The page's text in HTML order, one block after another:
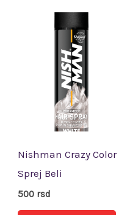
Nishman Crazy Color
Sprej Beli
500 rsd